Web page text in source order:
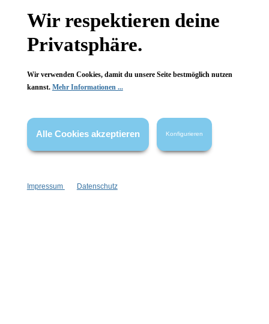
FAQ
Vertrag widerrufen
* Alle Preise inkl. gesetzl. Mehrwertsteuer zzgl.Versandkosten
wenn nicht anders angegeben.
Wir respektieren deine
Privatsphäre.
Wir verwenden Cookies, damit du unsere Seite bestmöglich nutzen
kannst. Mehr Informationen ...
Alle Cookies akzeptieren Konfigurieren
Impressum Datenschutz